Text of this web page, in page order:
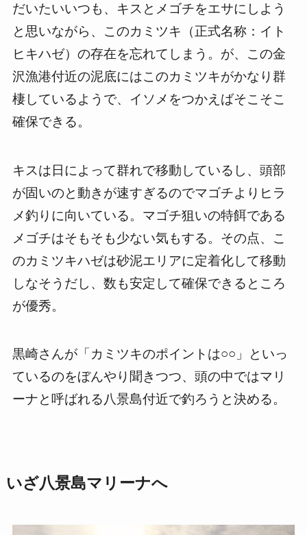
だいたいいつも、キスとメゴチをエサにしよう
と思いながら、このカミツキ（正式名称：イト
ヒキハゼ）の存在を忘れてしまう。が、この金
沢漁港付近の泥底にはこのカミツキがかなり群
棲しているようで、イソメをつかえばそこそこ
確保できる。
キスは日によって群れで移動しているし、頭部
が固いのと動きが速すぎるのでマゴチよりヒラ
メ釣りに向いている。マゴチ狙いの特餌である
メゴチはそもそも少ない気もする。その点、こ
のカミツキハゼは砂泥エリアに定着化して移動
しなそうだし、数も安定して確保できるところ
が優秀。
黒崎さんが「カミツキのポイントは○○」といっ
ているのをぼんやり聞きつつ、頭の中ではマリ
ーナと呼ばれる八景島付近で釣ろうと決める。
いざ八景島マリーナへ